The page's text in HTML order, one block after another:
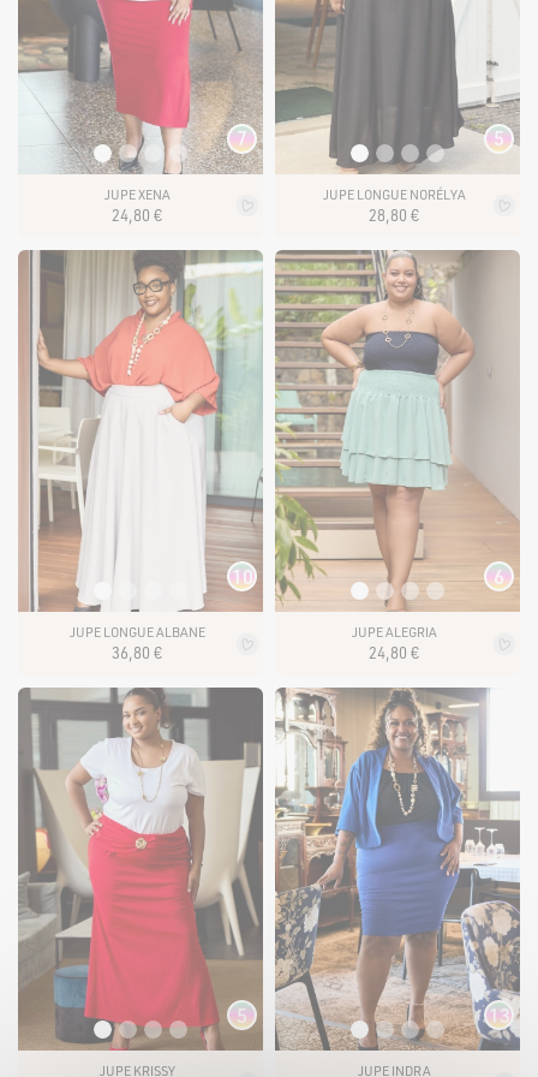
JUPE XENA
24 80 €
7
JUPE LONGUE NORÉLYA
28 80 €
5
JUPE LONGUE ALBANE
36,80 €
10
JUPE ALEGRIA
24,80 €
6
JUPE KRISSY
5
JUPE INDRA
13
FORTE & JOLIE ©2022 | TOUS DROITS RÉSERVÉS